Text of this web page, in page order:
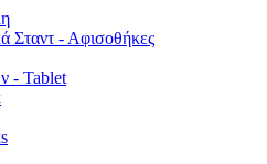
Σταντ - Αφισοθήκες
- Tablet